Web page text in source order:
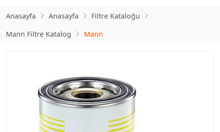
Anasayfa Anasayfa
Filtre Kataloğu
Mann Filtre Katalog
Mann